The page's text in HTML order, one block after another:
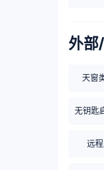
外部
天窗
无钥匙
远